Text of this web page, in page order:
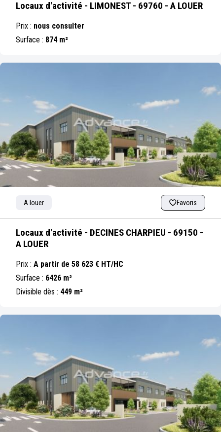
Locaux d'activité - LIMONEST - 69760 - A LOUER
Prix : nous consulter
Surface : 874 m²
A louer Favoris
Locaux d'activité - DECINES CHARPIEU - 69150 -
A LOUER
Prix : A partir de 58 623 € HT/HC
Surface : 6426 m²
Divisible dès : 449 m²